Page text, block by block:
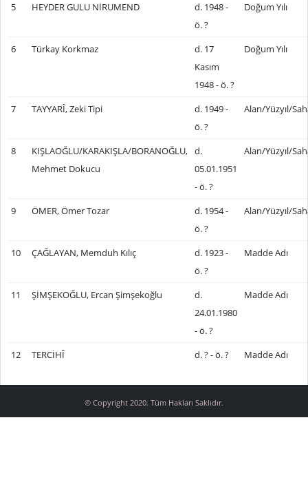
5 HEYDER GULU NİRUMEND
d. 1948 -
ö. ?
Doğum Yılı
6 Türkay Korkmaz
d. 17
Kasım
1948 - ö. ?
Doğum Yılı
7 TAYYARÎ, Zeki Tipi
d. 1949 -
ö. ?
Alan/Yüzyıl/
8
KIŞLAOĞLU/KARAKIŞLA/BORANOĞLU,
Mehmet Dokucu
d.
05.01.1951
- ö. ?
Alan/Yüzyıl/
9 ÖMER, Ömer Tozar
d. 1954 -
ö. ?
Alan/Yüzyıl/
10 ÇAĞLAYAN, Memduh Kılıç
d. 1923 -
ö. ?
Madde Adı
11 ŞİMŞEKOĞLU, Ercan Şimşekoğlu
d.
24.01.1980
- ö. ?
Madde Adı
12 TERCİHÎ d. ? - ö. ? Madde Adı
© Copyright 2020. Tüm Hakları Saklıdır.